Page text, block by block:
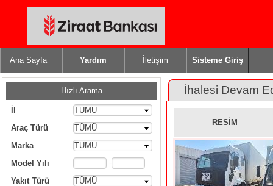
Ana Sayfa Yardım İletişim Sisteme Giriş
Hızlı Arama
TÜMÜ
Araç Türü
TÜMÜ
Marka
TÜMÜ
Model Yılı
-
Yakıt Türü
TÜMÜ
İhalesi Devam
RESİM